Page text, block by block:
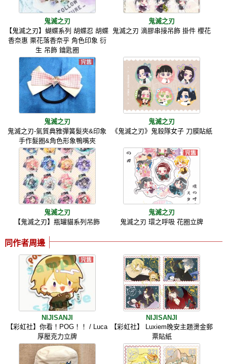
鬼滅之刃
【鬼滅之刃】蝴蝶系列 胡蝶忍 胡蝶
香奈惠 栗花落香奈乎 角色印象 衍
生 吊飾 鑰匙圈
鬼滅之刃
鬼滅之刃 滴膠串接吊飾 掛件 櫻花
鬼滅之刃
鬼滅之刃-氣質典雅彈簧髮夾&印象
手作髮圈&角色形象鴨嘴夾
鬼滅之刃
《鬼滅之刃》鬼殺隊女子 刀膜貼紙
鬼滅之刃
【鬼滅之刃】瓶罐貓系列吊飾
鬼滅之刃
鬼滅之刃 環之呼吸 花圈立牌
同作者周邊
NIJISANJI
【彩虹社】你看！POG！！ / Luca
厚壓克力立牌
NIJISANJI
【彩虹社】 Luxiem晚安主題燙金郵
票貼紙